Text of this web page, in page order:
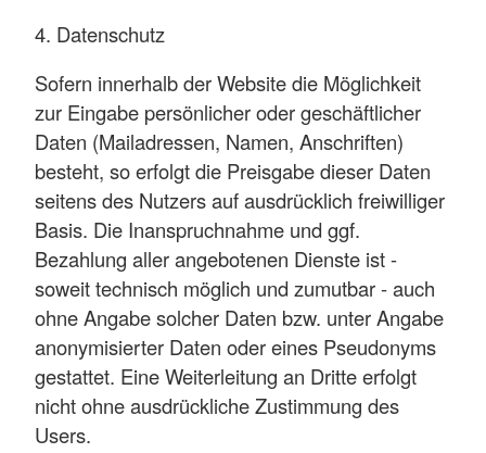
4. Datenschutz
Sofern innerhalb der Website die Möglichkeit
zur Eingabe persönlicher oder geschäftlicher
Daten (Mailadressen, Namen, Anschriften)
besteht, so erfolgt die Preisgabe dieser Daten
seitens des Nutzers auf ausdrücklich freiwilliger
Basis. Die Inanspruchnahme und ggf.
Bezahlung aller angebotenen Dienste ist -
soweit technisch möglich und zumutbar - auch
ohne Angabe solcher Daten bzw. unter Angabe
anonymisierter Daten oder eines Pseudonyms
gestattet. Eine Weiterleitung an Dritte erfolgt
nicht ohne ausdrückliche Zustimmung des
Users.